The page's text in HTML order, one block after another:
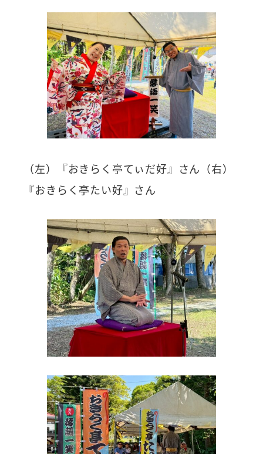
（左）『おきらく亭てぃだ好』さん（右）
『おきらく亭たい好』さん